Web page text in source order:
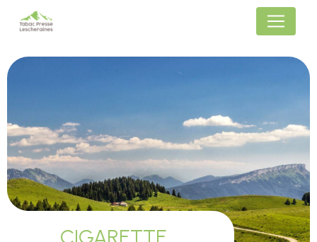
CIGARETTE
Panneau de gestion des cookies